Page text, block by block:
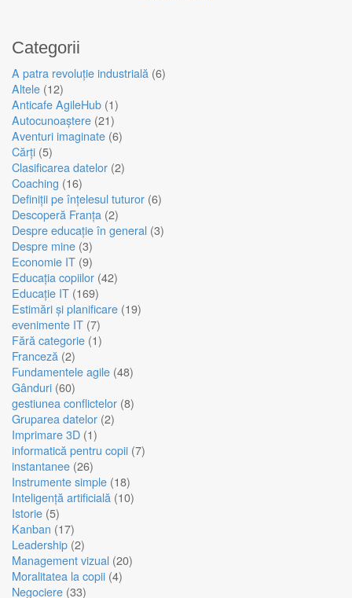
Categorii
A patra revoluție industrială (6)
Altele (12)
Anticafe AgileHub (1)
Autocunoaștere (21)
Aventuri imaginate (6)
Cărți (5)
Clasificarea datelor (2)
Coaching (16)
Definiții pe înțelesul tuturor (6)
Descoperă Franța (2)
Despre educație în general (3)
Despre mine (3)
Economie IT (9)
Educația copiilor (42)
Educație IT (169)
Estimări și planificare (19)
evenimente IT (7)
Fără categorie (1)
Franceză (2)
Fundamentele agile (48)
Gânduri (60)
gestiunea conflictelor (8)
Gruparea datelor (2)
Imprimare 3D (1)
informatică pentru copii (7)
instantanee (26)
Instrumente simple (18)
Inteligență artificială (10)
Istorie (5)
Kanban (17)
Leadership (2)
Management vizual (20)
Moralitatea la copii (4)
Negociere (33)